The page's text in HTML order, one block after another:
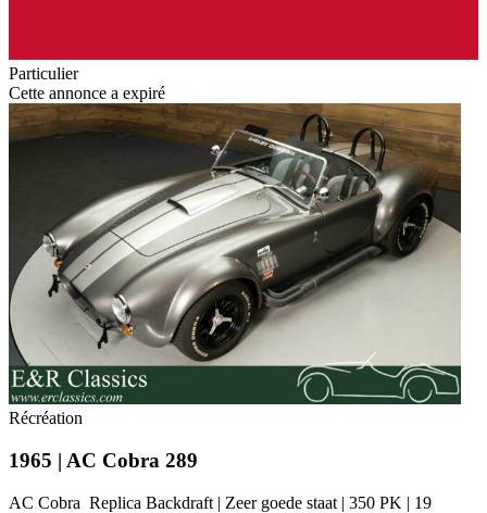
Particulier
Cette annonce a expiré
Récréation
1965 | AC Cobra 289
AC Cobra Replica Backdraft | Zeer goede staat | 350 PK | 19